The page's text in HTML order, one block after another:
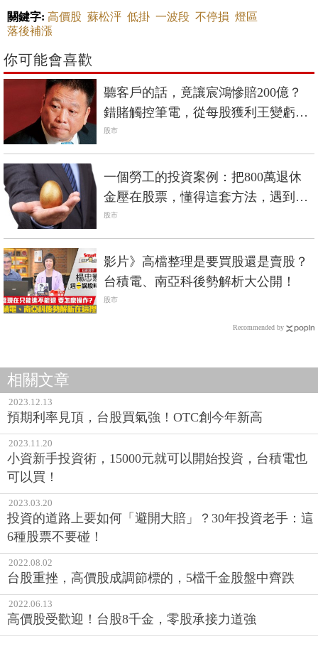
關鍵字: 高價股 蘇松泙 低掛 一波段 不停損 燈區
落後補漲
你可能會喜歡
聽客戶的話，竟讓宸鴻慘賠200億？
錯賭觸控筆電，從每股獲利王變虧損
王
股市
一個勞工的投資案例：把800萬退休
金壓在股票，懂得這套方法，遇到股
災還倒賺200萬
股市
影片》高檔整理是要買股還是賣股？
台積電、南亞科後勢解析大公開！
股市
Recommended by
相關文章
2023.12.13
預期利率見頂，台股買氣強！OTC創今年新高
2023.11.20
小資新手投資術，15000元就可以開始投資，台積電也
可以買！
2023.03.20
投資的道路上要如何「避開大賠」？30年投資老手：這
6種股票不要碰！
2022.08.02
台股重挫，高價股成調節標的，5檔千金股盤中齊跌
2022.06.13
高價股受歡迎！台股8千金，零股承接力道強